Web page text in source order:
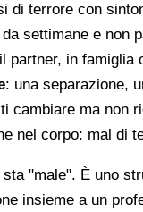
di terrore con
settimane e non
partner, in famiglia
: una separazione,
cambiare ma non
nel corpo: mal di
"male". È uno
insieme a un